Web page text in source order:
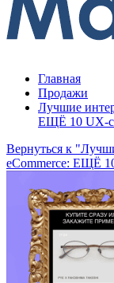
Главная
Продажи
Лучшие
ЕЩЁ 10 UX-
Вернуться к
eCommerce: ЕЩЁ